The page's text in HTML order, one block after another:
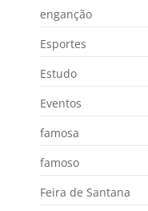
enganção
Esportes
Estudo
Eventos
famosa
famoso
Feira de Santana